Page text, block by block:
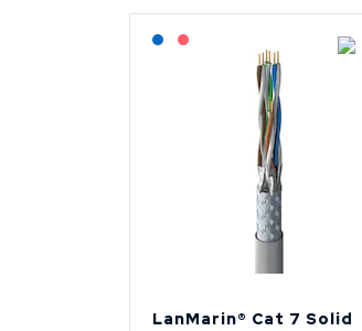
Lagerført: NEK Kabel
LanMarin® Cat 7 Solid